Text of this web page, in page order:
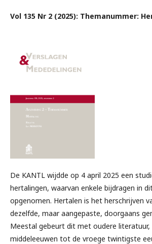
Vol 135 Nr 2 (2025): Themanummer:
De KANTL wijdde op 4 april 2025 een
hertalingen, waarvan enkele bijdragen in
opgenomen. Hertalen is het herschrijven
dezelfde, maar aangepaste, doorgaans
Meestal gebeurt dit met oudere literatuur,
middeleeuwen tot de vroege twintigste